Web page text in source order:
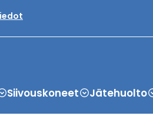
Siivouskoneet Jätehuolto